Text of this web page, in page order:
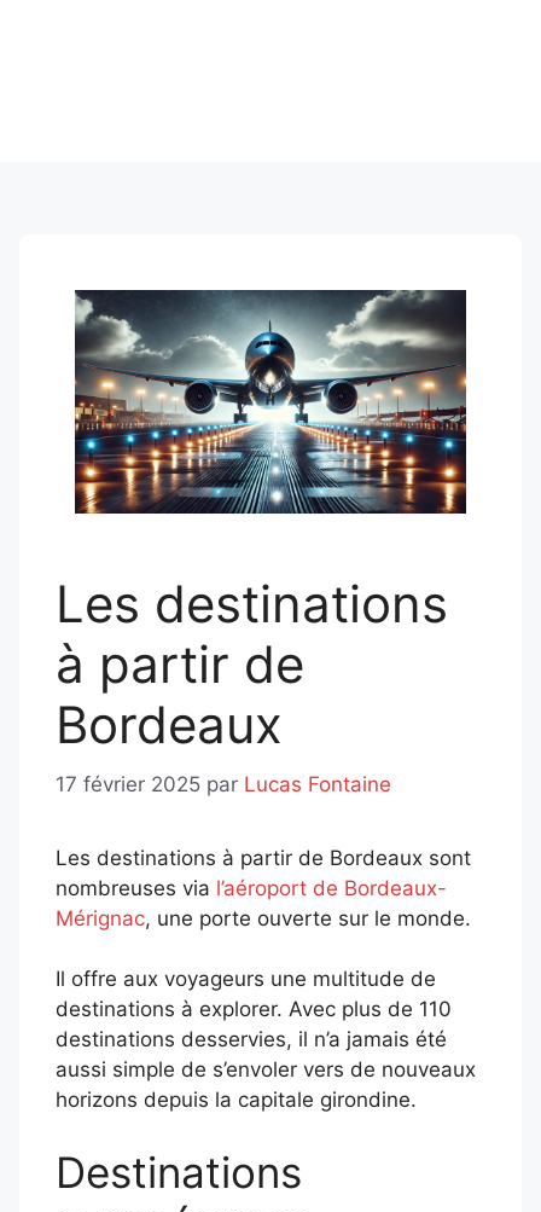
Les destinations
à partir de
Bordeaux
17 février 2025 par Lucas Fontaine
Les destinations à partir de Bordeaux sont
nombreuses via l’aéroport de Bordeaux-
Mérignac, une porte ouverte sur le monde.
Il offre aux voyageurs une multitude de
destinations à explorer. Avec plus de 110
destinations desservies, il n’a jamais été
aussi simple de s’envoler vers de nouveaux
horizons depuis la capitale girondine.
Destinations